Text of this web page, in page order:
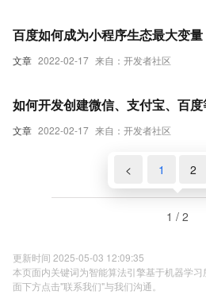
文章 2022-02-17 来自：开发者社区
百度如何成为小程序生态最大变量
文章 2022-02-17 来自：开发者社区
如何开发创建微信、支付宝、百
< 1 2
1 / 2
更新时间 2025-05-03 12:09:35
本页面内关键词为智能算法引擎基于机器学
面下方点击"联系我们"与我们沟通。